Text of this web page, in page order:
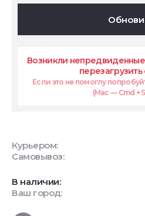
Возникли
Если это не помоглу
(Mac — Cmd +
Курьером:
Самовывоз:
В наличии:
Ваш город: